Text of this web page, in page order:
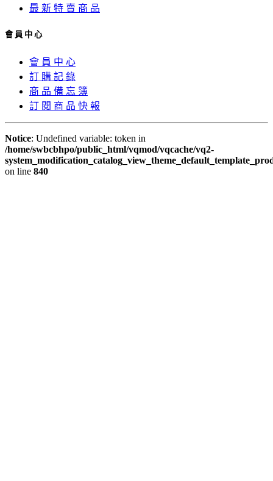
最 新 特 賣 商 品
會 員 中 心
會 員 中 心
訂 購 記 錄
商 品 備 忘 簿
訂 閱 商 品 快 報
Notice: Undefined variable: token in
/home/swbcbhpo/public_html/vqmod/vqcache/vq2-
on line 840